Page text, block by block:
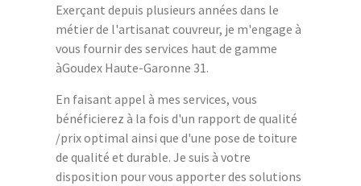
Exerçant depuis plusieurs années dans le
métier de l'artisanat couvreur, je m'engage à
vous fournir des services haut de gamme
àGoudex Haute-Garonne 31.
En faisant appel à mes services, vous
bénéficierez à la fois d'un rapport de qualité
/prix optimal ainsi que d'une pose de toiture
de qualité et durable. Je suis à votre
disposition pour vous apporter des solutions